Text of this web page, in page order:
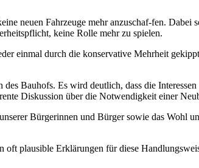
neuen Fahrzeuge mehr anzuschaf-fen. Dabei
keine Rolle mehr zu spielen.
einmal durch die konservative Mehrheit
Bauhofs. Es wird deutlich, dass die
Diskussion über die Notwendigkeit einer
Bürgerinnen und Bürger sowie das Wohl
oft plausible Erklärungen für diese